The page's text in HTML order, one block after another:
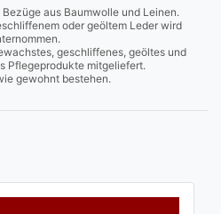
aus Baumwolle und Leinen.
oder geöltem Leder wird
geschliffenes, geöltes und
Pflegeprodukte mitgeliefert.
gewohnt bestehen.